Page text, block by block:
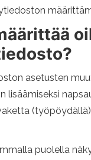
asetusten
lisäämiseksi
puolella